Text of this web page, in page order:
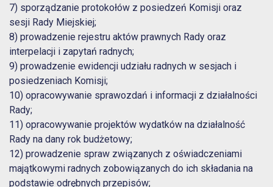
7) sporządzanie protokołów z posiedzeń Komisji oraz
sesji Rady Miejskiej;
8) prowadzenie rejestru aktów prawnych Rady oraz
interpelacji i zapytań radnych;
9) prowadzenie ewidencji udziału radnych w sesjach i
posiedzeniach Komisji;
10) opracowywanie sprawozdań i informacji z działalności
Rady;
11) opracowywanie projektów wydatków na działalność
Rady na dany rok budżetowy;
12) prowadzenie spraw związanych z oświadczeniami
majątkowymi radnych zobowiązanych do ich składania na
podstawie odrębnych przepisów;